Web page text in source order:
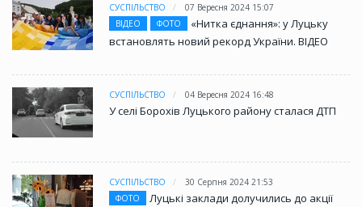
СУСПІЛЬСТВО
07 Вересня 2024 15:07
ВІДЕО
ФОТО
«Нитка єднання»: у Луцьку
встановлять новий рекорд України. ВІДЕО
СУСПІЛЬСТВО 04 Вересня 2024 16:48
У селі Борохів Луцького району сталася ДТП
СУСПІЛЬСТВО
30 Серпня 2024 21:53
ФОТО
Луцькі заклади долучились до акції